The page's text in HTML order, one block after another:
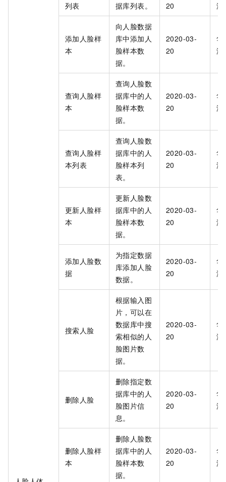
列表
据库列表。
20
海
添加人脸样
本
向人脸数据
库中添加人
脸样本数
据。
2020-03-
20
华
海
查询人脸样
本
查询人脸数
据库中的人
脸样本数
据。
2020-03-
20
华
海
查询人脸样
本列表
查询人脸数
据库中的人
脸样本列
表。
2020-03-
20
华
海
更新人脸样
本
更新人脸数
据库中的人
脸样本数
据。
2020-03-
20
华
海
添加人脸数
据
为指定数据
库添加人脸
数据。
2020-03-
20
华
海
搜索人脸
根据输入图
片，可以在
数据库中搜
索相似的人
脸图片数
据。
2020-03-
20
华
海
删除人脸
删除指定数
据库中的人
脸图片信
息。
2020-03-
20
华
海
删除人脸样
本
删除人脸数
据库中的人
脸样本数
据。
2020-03-
20
华
海